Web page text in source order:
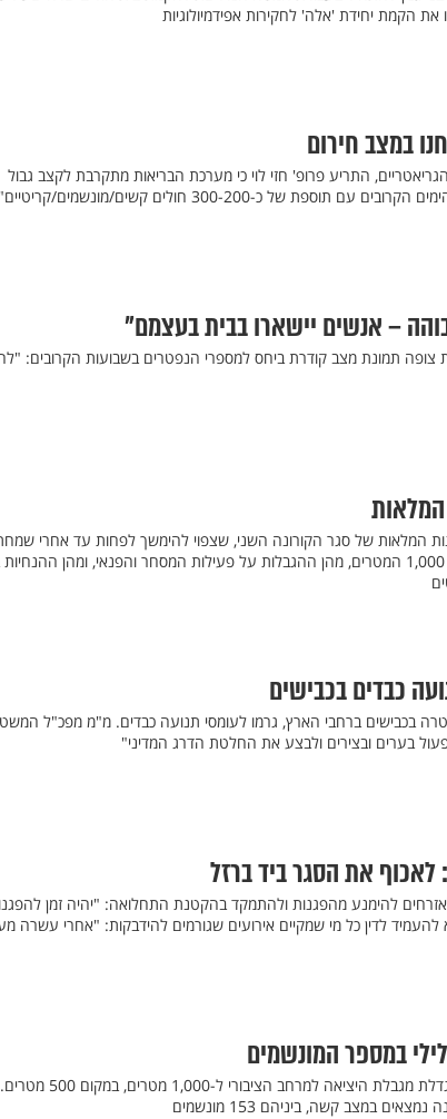
את הקמת יחידת 'אלה' לחקירות אפידמיולוגיות
במצב חירום
התריע פרופ' חזי לוי כי מערכת הבריאות מתקרבת לקצב גבול
של כ-300-200 חולים קשים/מונשמים/קריטיים"
– אנשים יישארו בבית בעצמם"
צופה תמונת מצב קודרת ביחס למספרי הנפטרים בשבועות הקרובים:
המלאות של סגר הקורונה השני, שצפוי להימשך לפחות עד אחרי
תורה: מתי מותר לצאת מעבר למגבלת 1,000 המטרים, מהן ההגבלות על פעילות המסחר והפנאי, ומהן
כבדים בכבישים
בכבישים ברחבי הארץ, גרמו לעומסי תנועה כבדים. מ"מ מפכ"ל
בערים ובצירים ולבצע את החלטת הדרג המדיני"
את הסגר ביד ברזל
להימנע מהפגנות ולהתמקד בהקטנת התחלואה: "יהיה זמן
לדין כל מי שמקיים אירועים שגורמים להידבקות: "אחרי עשרה
במספר המונשמים
ברגע האחרון, אישרה הממשלה את הגדלת מגבלת היציאה למרחב הציבורי ל-1,000 מטרים, במקום 500 מטרים.